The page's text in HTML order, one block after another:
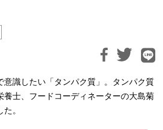
意識したい「タンパク質」。タンパク質
養士、フードコーディネーターの大島菊
。